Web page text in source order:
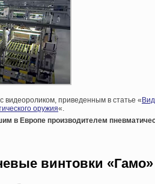
приведенным в статье «
оружия«.
в Европе производителем
винтовки «Гамо»